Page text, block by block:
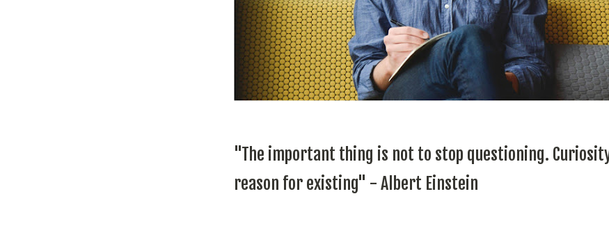
"The important thing is not to stop questioning.
reason for existing" - Albert Einstein